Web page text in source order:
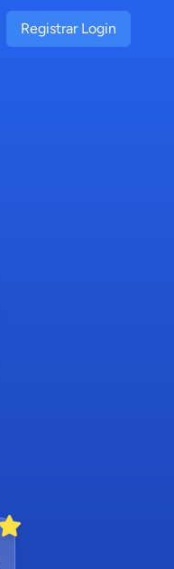
Registrar Login